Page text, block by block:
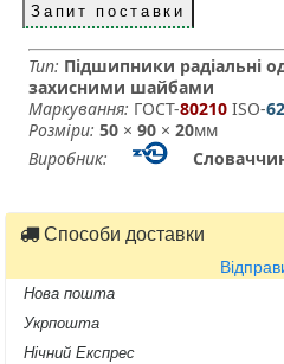
Запит поставки
Тип: Підшипники радіальні
захисними шайбами
Маркування: ГОСТ-80210 ­ ISO-
Розміри: 50 ×90 ×20мм
Виробник:
Способи доставки
Нова пошта
Укрпошта
Нічний Експрес